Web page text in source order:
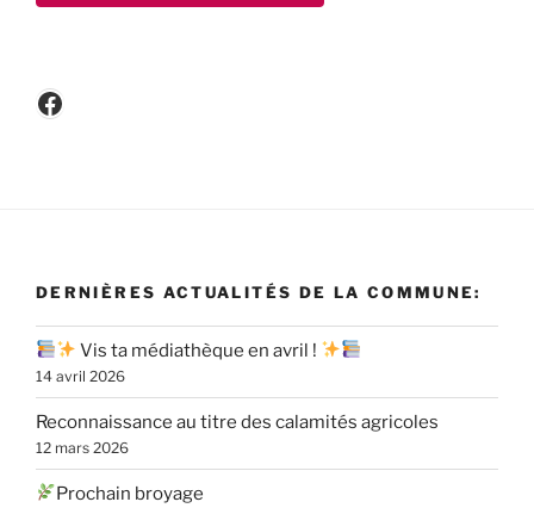
Facebook
DERNIÈRES ACTUALITÉS DE LA COMMUNE:
Vis ta médiathèque en avril !
14 avril 2026
Reconnaissance au titre des calamités agricoles
12 mars 2026
Prochain broyage